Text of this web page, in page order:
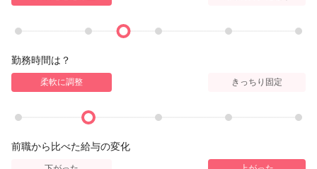
勤務時間は？
柔軟に調整 きっちり固定
前職から比べた給与の変化